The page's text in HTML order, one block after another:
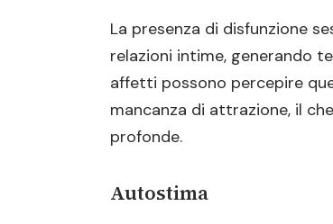
La presenza di disfunzione
relazioni intime, generando
affetti possono percepire
mancanza di attrazione, il
profonde.
Autostima